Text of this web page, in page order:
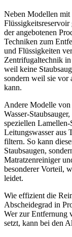
Neben Modellen mit
Flüssigkeitsreservoir
der angebotenen
Techniken zum
und Flüssigkeiten
Zentrifugaltechnik
weil keine
sondern weil sie vor
kann.
Andere Modelle von
Wasser-
speziellen
Leitungswasser aus
filtern. So kann
Staubsaugen,
Matratzenreiniger
besonderer Vorteil,
leidet.
Wie effizient die
Abscheidegrad in
Wer zur Entfernung
setzt, kann bei den